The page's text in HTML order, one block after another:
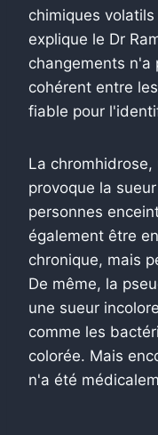
chimiques
explique le Dr
changements n'a
cohérent entre
fiable pour
La
provoque la
personnes
également être
chronique, mais
De même, la
une sueur
comme les
colorée. Mais
n'a été